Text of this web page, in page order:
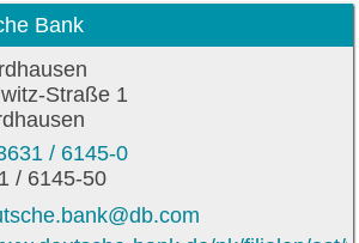
Bank
Straße 1
/ 6145-0
/ 6145-50